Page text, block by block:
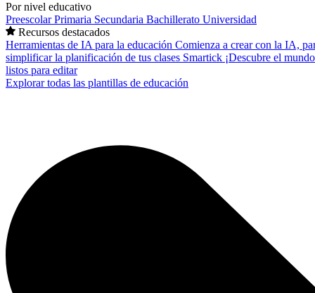
Por nivel educativo
PreescolarPrimaria Secundaria Bachillerato Universidad
Recursos destacados
Herramientas de IA para la educación Comienza a crear con la IA,
simplificar la planificación de tus clases Smartick ¡Descubre el
listos para editar
Explorar todas las plantillas de educación